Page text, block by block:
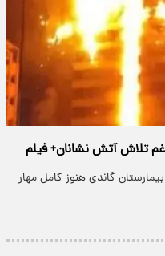
تلاش آتش نشانان+ فیلم
گاندی هنوز کامل مهار